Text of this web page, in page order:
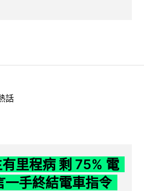
話
里程病 剩 75% 電
一手終結電車指令